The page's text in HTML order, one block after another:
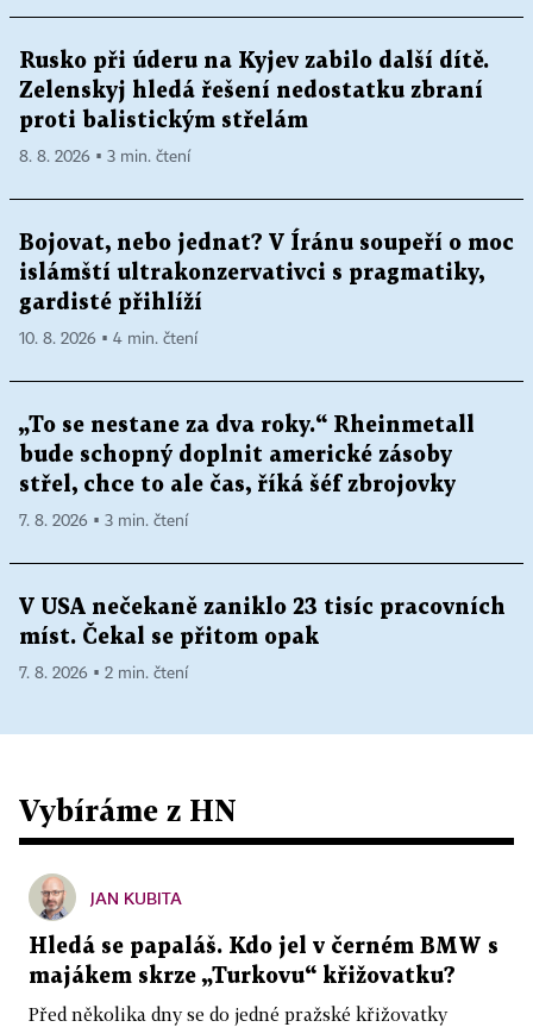
Rusko při úderu na Kyjev zabilo další dítě.
Zelenskyj hledá řešení nedostatku zbraní
proti balistickým střelám
8. 8. 2026 ▪ 3 min. čtení
Bojovat, nebo jednat? V Íránu soupeří o moc
islámští ultrakonzervativci s pragmatiky,
gardisté přihlíží
10. 8. 2026 ▪ 4 min. čtení
„To se nestane za dva roky.“ Rheinmetall
bude schopný doplnit americké zásoby
střel, chce to ale čas, říká šéf zbrojovky
7. 8. 2026 ▪ 3 min. čtení
V USA nečekaně zaniklo 23 tisíc pracovních
míst. Čekal se přitom opak
7. 8. 2026 ▪ 2 min. čtení
Vybíráme z HN
JAN KUBITA
Hledá se papaláš. Kdo jel v černém BMW s
majákem skrze „Turkovu“ křižovatku?
Před několika dny se do jedné pražské křižovatky